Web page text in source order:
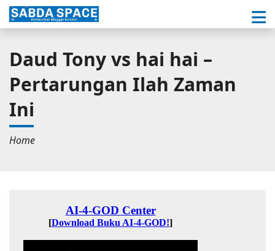
Daud Tony vs hai hai –
Pertarungan Ilah Zaman
Ini
Home